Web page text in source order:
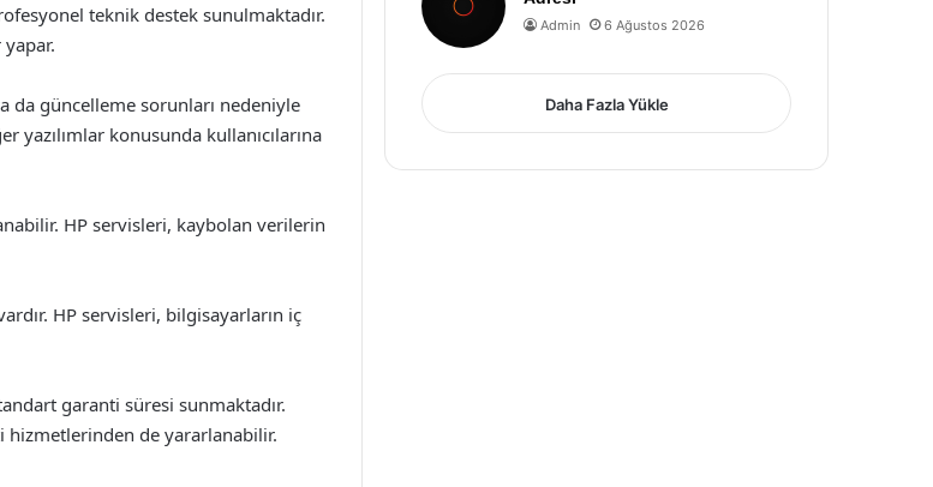
teknik destek sunulmaktadır.
da güncelleme sorunları nedeniyle
konusunda kullanıcılarına
HP servisleri, kaybolan verilerin
HP servisleri, bilgisayarların iç
garanti süresi sunmaktadır.
hizmetlerinden de yararlanabilir.
Admin 6 Ağustos 2026
Daha Fazla Yükle